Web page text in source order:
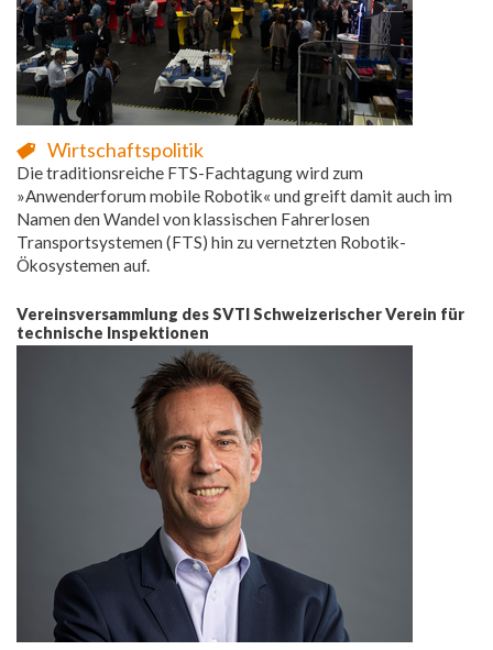
Wirtschaftspolitik
Die traditionsreiche FTS-Fachtagung wird zum
»Anwenderforum mobile Robotik« und greift damit auch im
Namen den Wandel von klassischen Fahrerlosen
Transportsystemen (FTS) hin zu vernetzten Robotik-
Ökosystemen auf.
Vereinsversammlung des SVTI Schweizerischer Verein für
technische Inspektionen